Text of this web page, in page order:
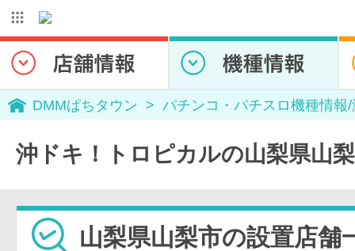
DMMぱちタウン パチンコ・パチスロ機種情報
沖ドキ！トロピカルの山梨県山
山梨県山梨市の設置店舗